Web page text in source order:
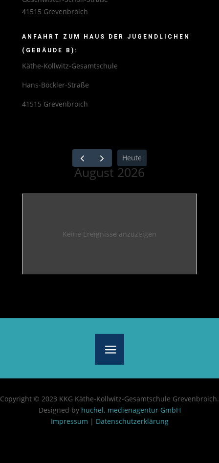
41515 Grevenbroich
ANFAHRT ZUM HAUS DER JUGENDLICHEN
(GEBÄUDE B):
Käthe-Kollwitz-Gesamtschule
Hans-Böckler-Straße
41515 Grevenbroich
Heute
August 2026
Keine Ereignisse anzuzeigen
Copyright © 2023 KKG Käthe-Kollwitz-Gesamtschule Grevenbroich.
Designed by huchel. medienagentur GmbH
Impressum | Datenschutzerklärung